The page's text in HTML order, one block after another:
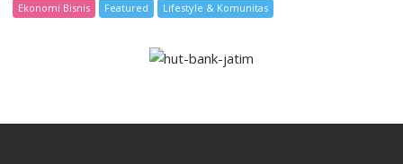
Ekonomi Bisnis Featured Lifestyle & Komunitas